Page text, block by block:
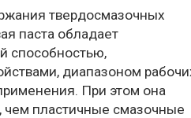
твердосмазочных
паста обладает
способностью,
диапазоном
При этом она
чем пластичные смазочные